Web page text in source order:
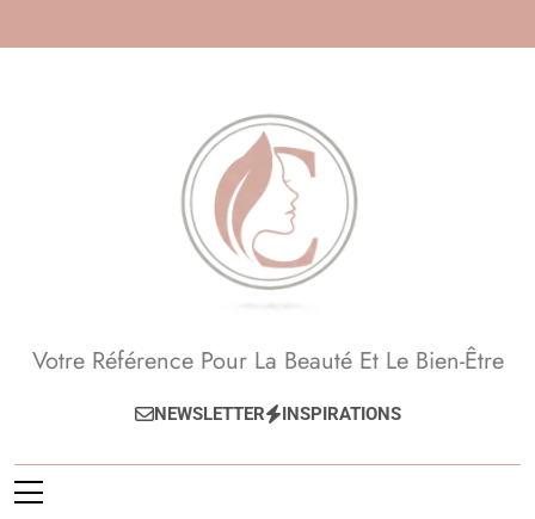
Beauté, Esthétique,
Anti-Âge
Votre Référence Pour La Beauté Et Le Bien-Être
NEWSLETTER INSPIRATIONS